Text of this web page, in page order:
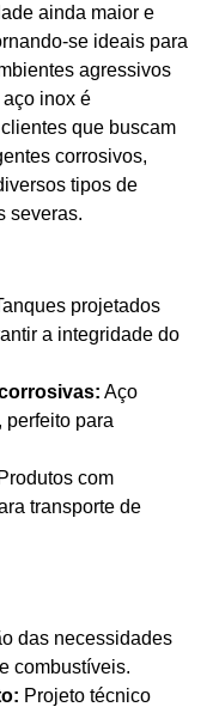
ainda maior e
se ideais para
agressivos
inox é
que buscam
corrosivos,
tipos de
severas.
projetados
a integridade do
Aço
perfeito para
Produtos com
transporte de
das necessidades
combustíveis.
Projeto técnico